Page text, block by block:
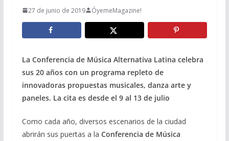
27 de junio de 2019 ÓyemeMagazine!
La Conferencia de Música Alternativa Latina celebra
sus 20 años con un programa repleto de
innovadoras propuestas musicales, danza arte y
paneles. La cita es desde el 9 al 13 de julio
Como cada año, diversos escenarios de la ciudad
abrirán sus puertas a la Conferencia de Música